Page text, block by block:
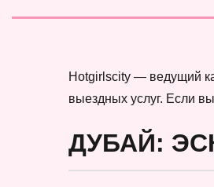
Hotgirlscity — ведущий
выездных услуг. Если
ДУБАЙ: